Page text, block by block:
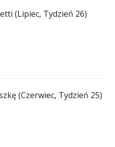
(Lipiec, Tydzień 26)
(Czerwiec, Tydzień 25)